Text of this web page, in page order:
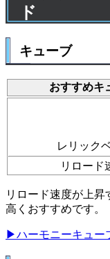
ド
キューブ
おすすめキ
レリック
リロード
リロード速度が上
高くおすすめです。
▶ハーモニーキュー